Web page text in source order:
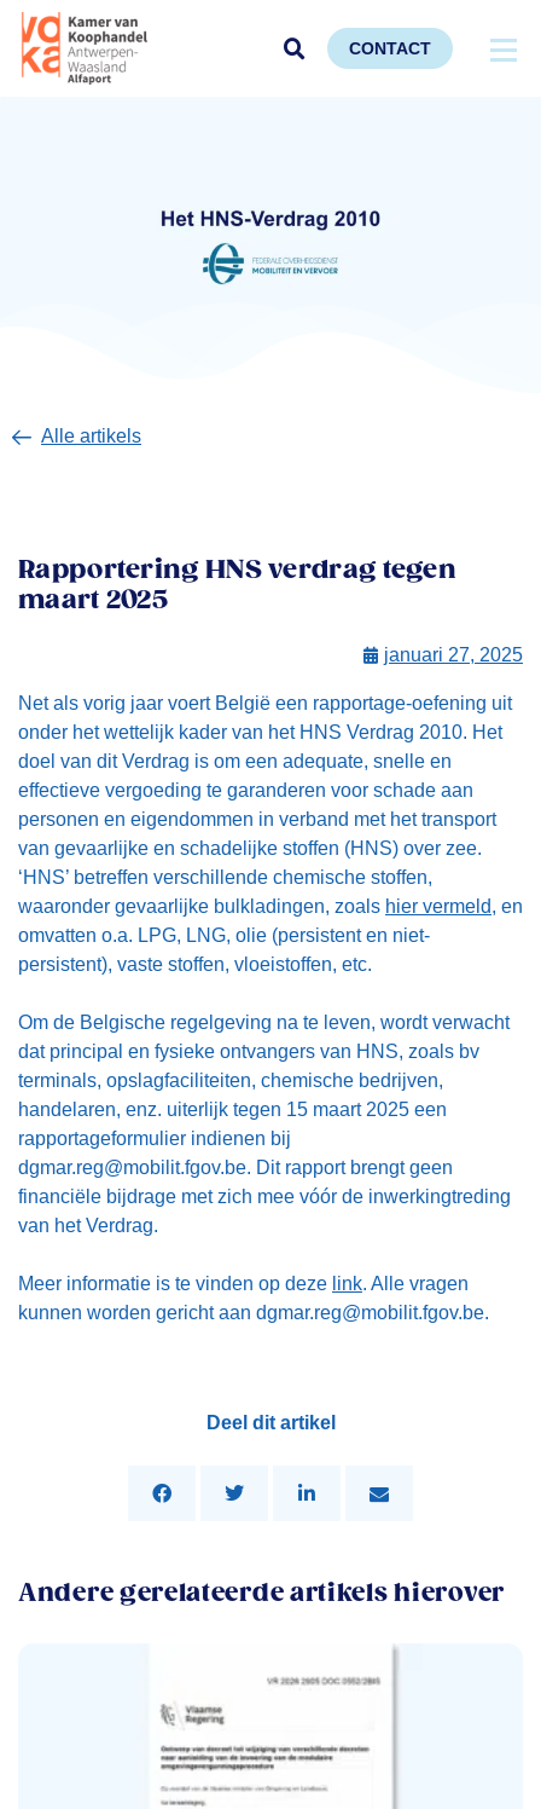
CONTACT
Alle artikels
Rapportering HNS verdrag tegen
maart 2025
januari 27, 2025
Net als vorig jaar voert België een rapportage-oefening uit
onder het wettelijk kader van het HNS Verdrag 2010. Het
doel van dit Verdrag is om een adequate, snelle en
effectieve vergoeding te garanderen voor schade aan
personen en eigendommen in verband met het transport
van gevaarlijke en schadelijke stoffen (HNS) over zee.
‘HNS’ betreffen verschillende chemische stoffen,
waaronder gevaarlijke bulkladingen, zoals hier vermeld, en
omvatten o.a. LPG, LNG, olie (persistent en niet-
persistent), vaste stoffen, vloeistoffen, etc.
Om de Belgische regelgeving na te leven, wordt verwacht
dat principal en fysieke ontvangers van HNS, zoals bv
terminals, opslagfaciliteiten, chemische bedrijven,
handelaren, enz. uiterlijk tegen 15 maart 2025 een
rapportageformulier indienen bij
dgmar.reg@mobilit.fgov.be. Dit rapport brengt geen
financiële bijdrage met zich mee vóór de inwerkingtreding
van het Verdrag.
Meer informatie is te vinden op deze link. Alle vragen
kunnen worden gericht aan dgmar.reg@mobilit.fgov.be.
Deel dit artikel
Andere gerelateerde artikels hierover